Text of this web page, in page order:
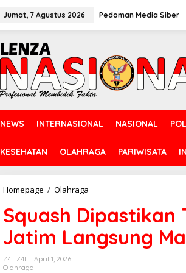
Jumat, 7 Agustus 2026 Pedoman Media Siber
NEWS INTERNASIONAL NASIONAL
KESEHATAN OLAHRAGA PARIWISATA
Homepage / Olahraga
u
a
s
h
Squash Dipastikan
Jatim Langsung
Z4L Z4L
April 1, 2026
Olahraga